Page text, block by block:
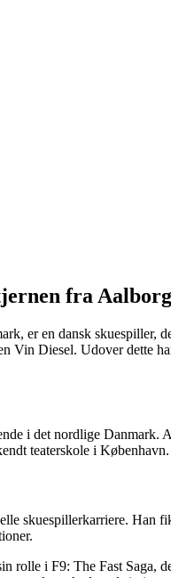
fra Aalborg
er en dansk
Diesel. Udover dette
i det nordlige
teaterskole i København.
skuespillerkarriere.
rolle i F9: The Fast